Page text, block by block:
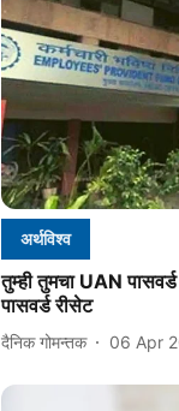
अर्थविश्व
तुम्ही तुमचा UAN
पासवर्ड रीसेट
दैनिक गोमन्तक 06 Apr